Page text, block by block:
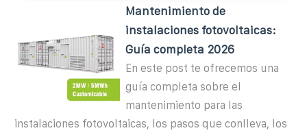
Mantenimiento de
instalaciones fotovoltaicas:
Guía completa 2026
En este post te ofrecemos una
guía completa sobre el
mantenimiento para las
instalaciones fotovoltaicas, los pasos que conlleva, los